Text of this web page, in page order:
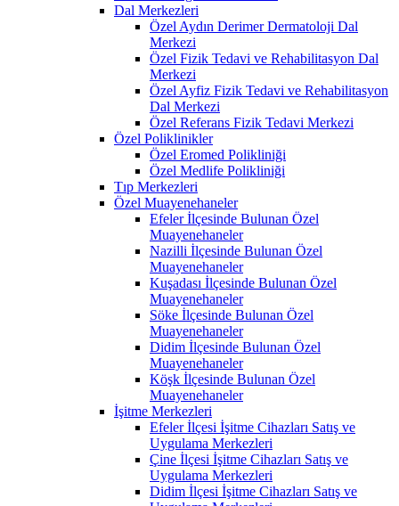
Dal Merkezleri
Özel Aydın Derimer Dermatoloji Dal
Merkezi
Özel Fizik Tedavi ve Rehabilitasyon Dal
Merkezi
Özel Ayfiz Fizik Tedavi ve Rehabilitasyon
Dal Merkezi
Özel Referans Fizik Tedavi Merkezi
Özel Poliklinikler
Özel Eromed Polikliniği
Özel Medlife Polikliniği
Tıp Merkezleri
Özel Muayenehaneler
Efeler İlçesinde Bulunan Özel
Muayenehaneler
Nazilli İlçesinde Bulunan Özel
Muayenehaneler
Kuşadası İlçesinde Bulunan Özel
Muayenehaneler
Söke İlçesinde Bulunan Özel
Muayenehaneler
Didim İlçesinde Bulunan Özel
Muayenehaneler
Köşk İlçesinde Bulunan Özel
Muayenehaneler
İşitme Merkezleri
Efeler İlçesi İşitme Cihazları Satış ve
Uygulama Merkezleri
Çine İlçesi İşitme Cihazları Satış ve
Uygulama Merkezleri
Didim İlçesi İşitme Cihazları Satış ve